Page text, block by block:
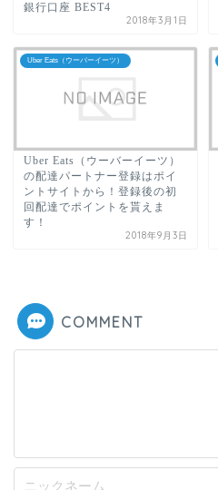
銀行口座 BEST4
2018年3月1日
Uber Eats（ウーバーイーツ）
Uber Eats（ウーバーイーツ）
の配達パートナー登録はポイ
ントサイトから！登録後の初
回配達でポイントを貰えま
す！
2018年9月3日
COMMENT